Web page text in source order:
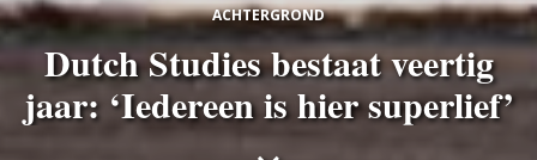
ACHTERGROND
Dutch Studies bestaat veertig
jaar: ‘Iedereen is hier superlief’